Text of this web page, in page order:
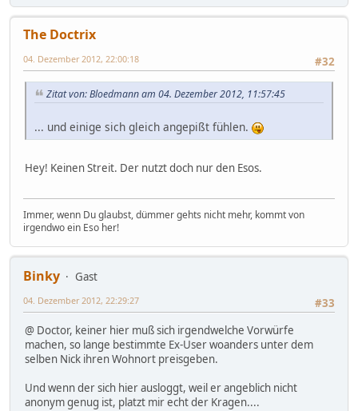
The Doctrix
#32
04. Dezember 2012, 22:00:18
Zitat von: Bloedmann am 04. Dezember 2012, 11:57:45
... und einige sich gleich angepißt fühlen.
Hey! Keinen Streit. Der nutzt doch nur den Esos.
Immer, wenn Du glaubst, dümmer gehts nicht mehr, kommt von
irgendwo ein Eso her!
Binky
Gast
#33
04. Dezember 2012, 22:29:27
@ Doctor, keiner hier muß sich irgendwelche Vorwürfe
machen, so lange bestimmte Ex-User woanders unter dem
selben Nick ihren Wohnort preisgeben.
Und wenn der sich hier ausloggt, weil er angeblich nicht
anonym genug ist, platzt mir echt der Kragen....